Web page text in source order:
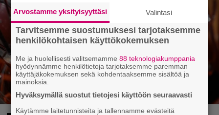
Arvostamme yksityisyyttäsi Valintasi
Tarvitsemme suostumuksesi tarjotaksemme
henkilökohtaisen käyttökokemuksen
Me ja huolellisesti valitsemamme88 teknologiakumppania
hyödynnämme henkilötietoja tarjotaksemme paremman
käyttäjäkokemuksen sekä kohdentaaksemme sisältöä ja
mainoksia.
Hyväksymällä suostut tietojesi käyttöön seuraavasti
Käytämme laitetunnisteita ja tallennamme evästeitä